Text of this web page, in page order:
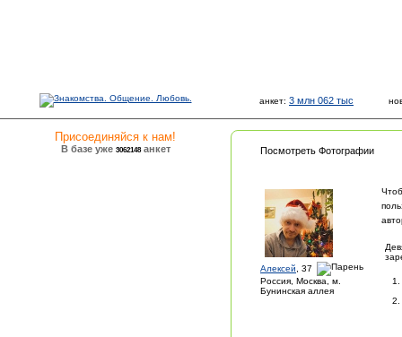
анкет: 3 млн 062 тыс
Присоединяйся к нам!
В базе уже 3062148анкет Посмотреть Фотографии
Алексей , 37
Россия, Москва, м.
Бунинская аллея